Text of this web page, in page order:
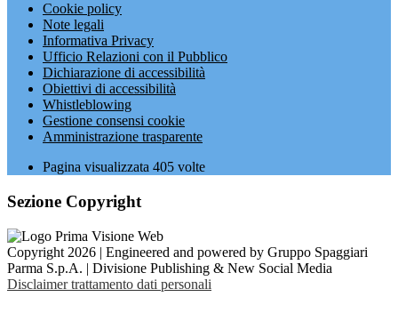
Cookie policy
Note legali
Informativa Privacy
Ufficio Relazioni con il Pubblico
Dichiarazione di accessibilità
Obiettivi di accessibilità
Whistleblowing
Gestione consensi cookie
Amministrazione trasparente
Pagina visualizzata 405 volte
Sezione Copyright
Copyright 2026 | Engineered and powered by Gruppo Spaggiari
Parma S.p.A. | Divisione Publishing & New Social Media
Disclaimer trattamento dati personali